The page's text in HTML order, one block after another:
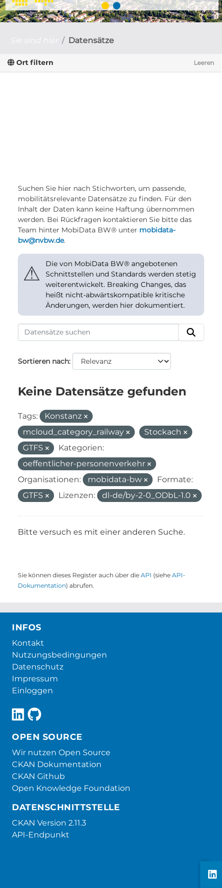
Datensätze
Ort filtern Leeren
Suchen Sie hier nach Stichworten, um passende,
mobilitätsrelevante Datensätze zu finden. Für den
Inhalt der Daten kann keine Haftung übernommen
werden. Bei Rückfragen kontaktieren Sie bitte das
Team hinter MobiData BW® unter mobidata-
bw@nvbw.de.
⚠
Die von MobiData BW® angebotenen
Schnittstellen und Standards werden stetig
weiterentwickelt. Breaking Changes, das
heißt nicht-abwärtskompatible kritische
Änderungen, werden hier dokumentiert.
Sortieren nach
Keine Datensätze gefunden
Tags:
Konstanz
mcloud_category_railway
Stockach
GTFS
Kategorien:
oeffentlicher-personenverkehr
Organisationen:
mobidata-bw
Formate:
GTFS
Lizenzen: dl-de/by-2-0_ODbL-1.0
Bitte versuch es mit einer anderen Suche.
Sie können dieses Register auch über die API (siehe API-
Dokumentation) abrufen.
INFOS
Kontakt
Nutzungsbedingungen
Datenschutz
Impressum
Einloggen
OPEN SOURCE
Wir nutzen Open Source
CKAN Dokumentation
CKAN Github
Open Knowledge Foundation
DATENSCHNITTSTELLE
CKAN Version 2.11.3
API-Endpunkt